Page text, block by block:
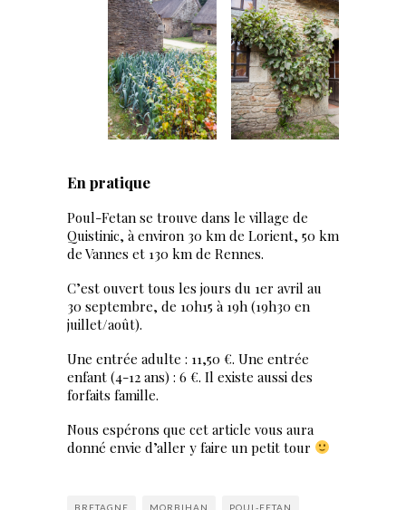
En pratique
Poul-Fetan se trouve dans le village de
Quistinic, à environ 30 km de Lorient, 50 km
de Vannes et 130 km de Rennes.
C’est ouvert tous les jours du 1er avril au
30 septembre, de 10h15 à 19h (19h30 en
juillet/août).
Une entrée adulte : 11,50 €. Une entrée
enfant (4-12 ans) : 6 €. Il existe aussi des
forfaits famille.
Nous espérons que cet article vous aura
donné envie d’aller y faire un petit tour
BRETAGNE MORBIHAN POUL-FETAN